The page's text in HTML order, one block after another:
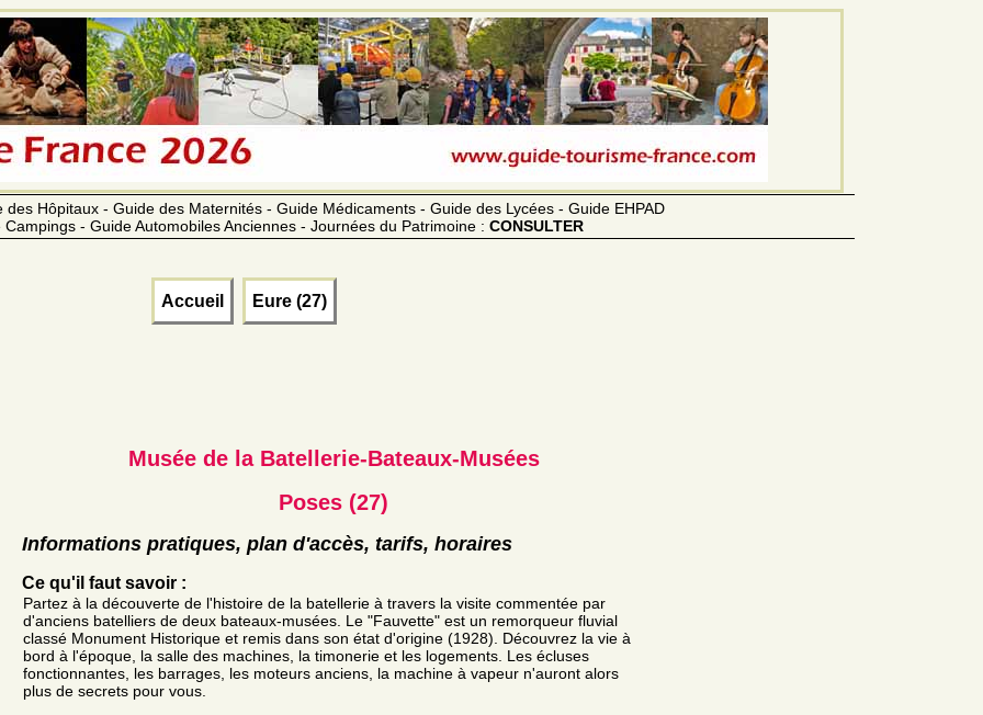
Hôpitaux - Guide des Maternités - Guide Médicaments - Guide des Lycées - Guide EHPAD
- Guide Automobiles Anciennes - Journées du Patrimoine : CONSULTER
Accueil Eure (27)
Musée de la Batellerie-Bateaux-Musées
Poses (27)
Informations pratiques, plan d'accès, tarifs, horaires
Ce qu'il faut savoir :
Partez à la découverte de l'histoire de la batellerie à travers la visite commentée par
d'anciens batelliers de deux bateaux-musées. Le "Fauvette" est un remorqueur fluvial
classé Monument Historique et remis dans son état d'origine (1928). Découvrez la vie à
bord à l'époque, la salle des machines, la timonerie et les logements. Les écluses
fonctionnantes, les barrages, les moteurs anciens, la machine à vapeur n'auront alors
plus de secrets pour vous.